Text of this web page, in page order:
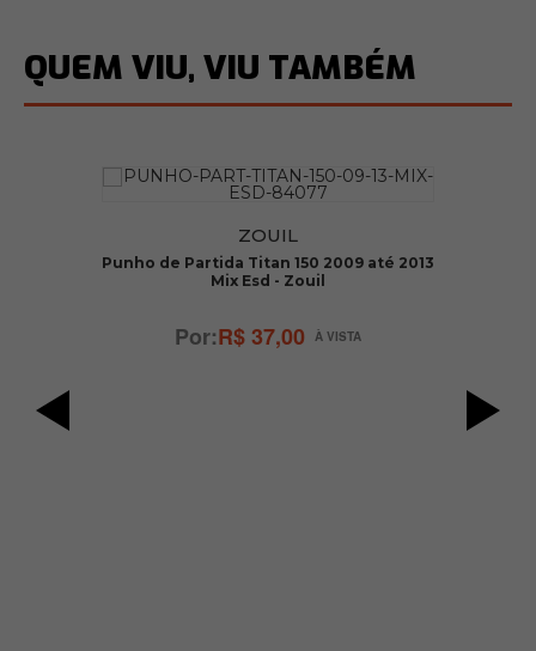
QUEM VIU, VIU TAMBÉM
ZOUIL
Punho de Partida Titan 150 2009 até 2013
Mix Esd - Zouil
R$ 37,00